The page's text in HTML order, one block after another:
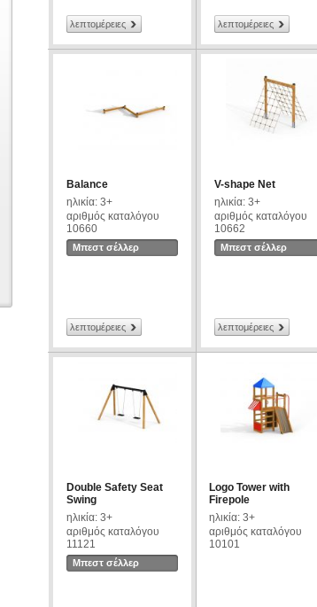
λεπτομέρειες λεπτομέρειες
Balance
ηλικία: 3+
αριθμός καταλόγου
10660
Μπεστ σέλλερ
λεπτομέρειες
V-shape Net
ηλικία: 3+
αριθμός καταλόγου
10662
Μπεστ σέλλερ
λεπτομέρειες
Double Safety Seat
Swing
ηλικία: 3+
αριθμός καταλόγου
11121
Μπεστ σέλλερ
Logo Tower with
Firepole
ηλικία: 3+
αριθμός καταλόγου
10101